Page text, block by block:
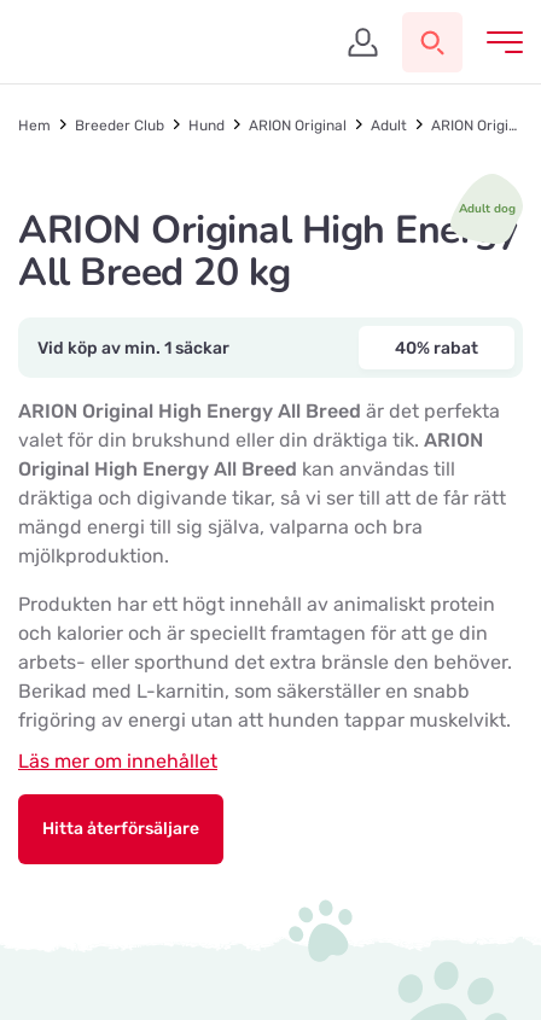
Hem Breeder Club Hund ARION Original Adult ARION Original High Energy All Breed 20 kg
Adult dog
ARION Original High Energy
All Breed 20 kg
Vid köp av min. 1 säckar 40% rabat
ARION Original High Energy All Breed är det perfekta
valet för din brukshund eller din dräktiga tik. ARION
Original High Energy All Breed kan användas till
dräktiga och digivande tikar, så vi ser till att de får rätt
mängd energi till sig själva, valparna och bra
mjölkproduktion.
Produkten har ett högt innehåll av animaliskt protein
och kalorier och är speciellt framtagen för att ge din
arbets- eller sporthund det extra bränsle den behöver.
Berikad med L-karnitin, som säkerställer en snabb
frigöring av energi utan att hunden tappar muskelvikt.
Läs mer om innehållet
Hitta återförsäljare